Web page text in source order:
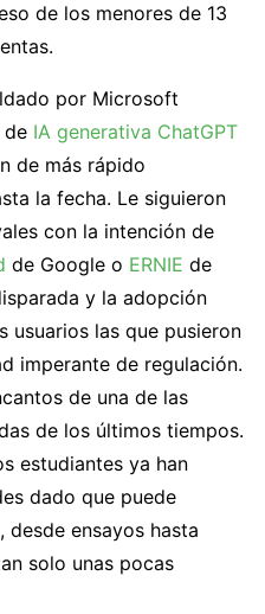
de los menores de 13
por Microsoft
de IA generativa ChatGPT
de más rápido
la fecha. Le siguieron
con la intención de
de Google o ERNIE de
y la adopción
usuarios las que pusieron
imperante de regulación.
de una de las
de los últimos tiempos.
estudiantes ya han
dado que puede
desde ensayos hasta
solo unas pocas